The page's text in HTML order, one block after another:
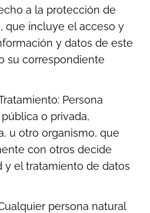
a la protección de
que incluye el acceso y
y datos de este
su correspondiente
Persona
o privada,
u otro organismo, que
con otros decide
y el tratamiento de datos
persona natural